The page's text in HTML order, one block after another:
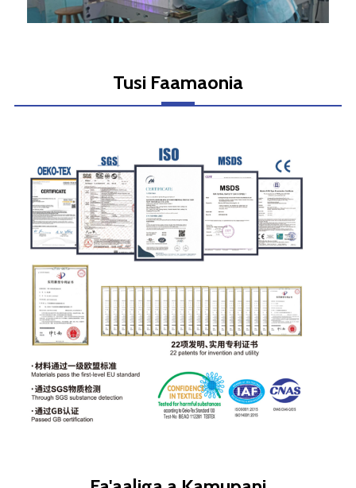
Tusi Faamaonia